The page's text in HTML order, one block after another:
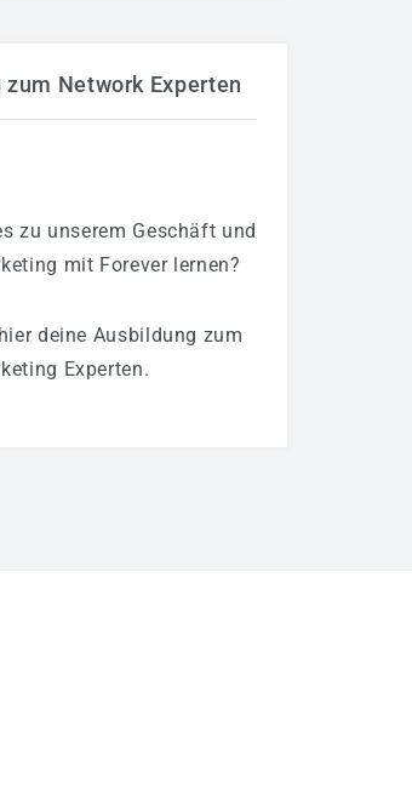
Network Experten
zu unserem Geschäft und
mit Forever lernen?
deine Ausbildung zum
Experten.